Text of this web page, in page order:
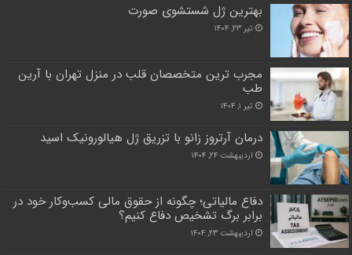
بهترین ژل شستشوی صورت
تیر ۲۳, ۱۴۰۴
مجرب ترین متخصصان قلب در منزل تهران با آرین
طب
تیر ۱, ۱۴۰۴
درمان آرتروز زانو با تزریق ژل هیالورونیک اسید
اردیبهشت ۲۴, ۱۴۰۴
دفاع مالیاتی؛ چگونه از حقوق مالی کسب‌وکار خود در
برابر برگ تشخیص دفاع کنیم؟
اردیبهشت ۲۳, ۱۴۰۴